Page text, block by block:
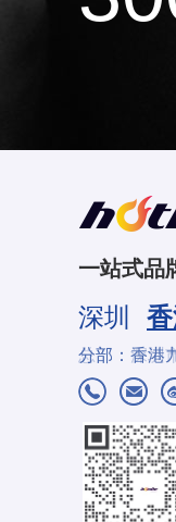
一站式品
深圳
分部：香港